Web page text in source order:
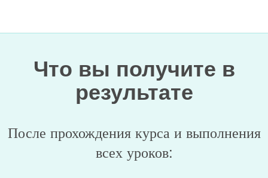
Что вы получите в
результате
После прохождения курса и выполнения
всех уроков: